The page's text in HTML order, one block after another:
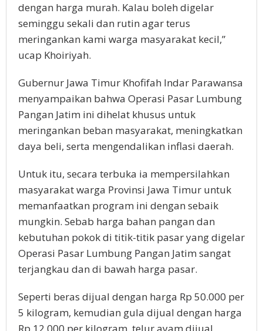
dengan harga murah. Kalau boleh digelar
seminggu sekali dan rutin agar terus
meringankan kami warga masyarakat kecil,”
ucap Khoiriyah.
Gubernur Jawa Timur Khofifah Indar Parawansa
menyampaikan bahwa Operasi Pasar Lumbung
Pangan Jatim ini dihelat khusus untuk
meringankan beban masyarakat, meningkatkan
daya beli, serta mengendalikan inflasi daerah.
Untuk itu, secara terbuka ia mempersilahkan
masyarakat warga Provinsi Jawa Timur untuk
memanfaatkan program ini dengan sebaik
mungkin. Sebab harga bahan pangan dan
kebutuhan pokok di titik-titik pasar yang digelar
Operasi Pasar Lumbung Pangan Jatim sangat
terjangkau dan di bawah harga pasar.
Seperti beras dijual dengan harga Rp 50.000 per
5 kilogram, kemudian gula dijual dengan harga